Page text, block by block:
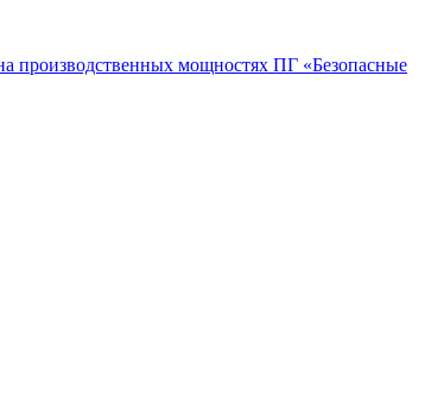
производственных мощностях ПГ «Безопасные